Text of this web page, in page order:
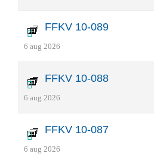
FFKV 10-089
6 aug 2026
FFKV 10-088
6 aug 2026
FFKV 10-087
6 aug 2026